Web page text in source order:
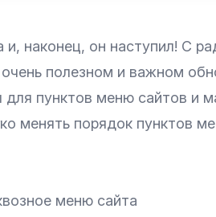
наконец, он наступил! С
полезном и важном
пунктов меню сайтов и
менять порядок пунктов
меню сайта